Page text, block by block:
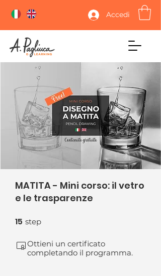
Accedi
MATITA - Mini corso: il vetro
e le trasparenze
15 step
Ottieni un certificato
completando il programma.